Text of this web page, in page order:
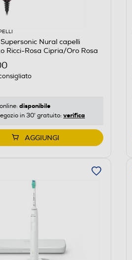
Nural capelli
Ricci-Rosa Cipria/Oro Rosa
disponibile
in 30' gratuito: verifica
AGGIUNGI